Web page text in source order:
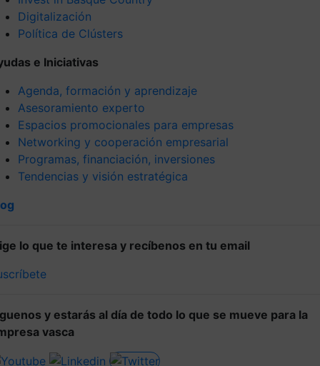
Digitalización
Política de Clústers
e Iniciativas
Agenda, formación y aprendizaje
Asesoramiento experto
Espacios promocionales para empresas
Networking y cooperación empresarial
Programas, financiación, inversiones
Tendencias y visión estratégica
lo que te interesa y recíbenos en tu email
y estarás al día de todo lo que se mueve para la
vasca